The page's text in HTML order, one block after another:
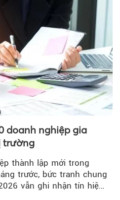
doanh nghiệp gia
trường
thành lập mới trong
trước, bức tranh chung
vẫn ghi nhận tín hiệu